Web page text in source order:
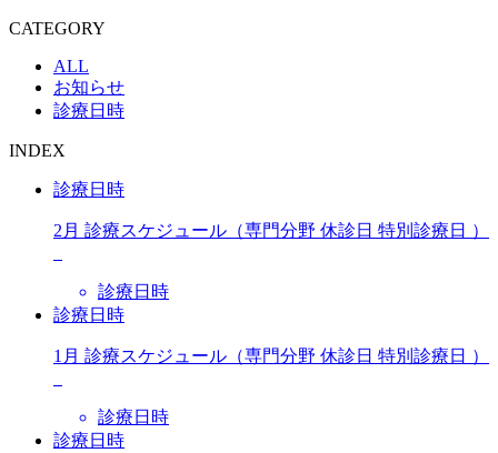
CATEGORY
ALL
お知らせ
診療日時
INDEX
診療日時
2月 診療スケジュール（専門分野 休診日 特別診療日 ）
診療日時
診療日時
1月 診療スケジュール（専門分野 休診日 特別診療日 ）
診療日時
診療日時